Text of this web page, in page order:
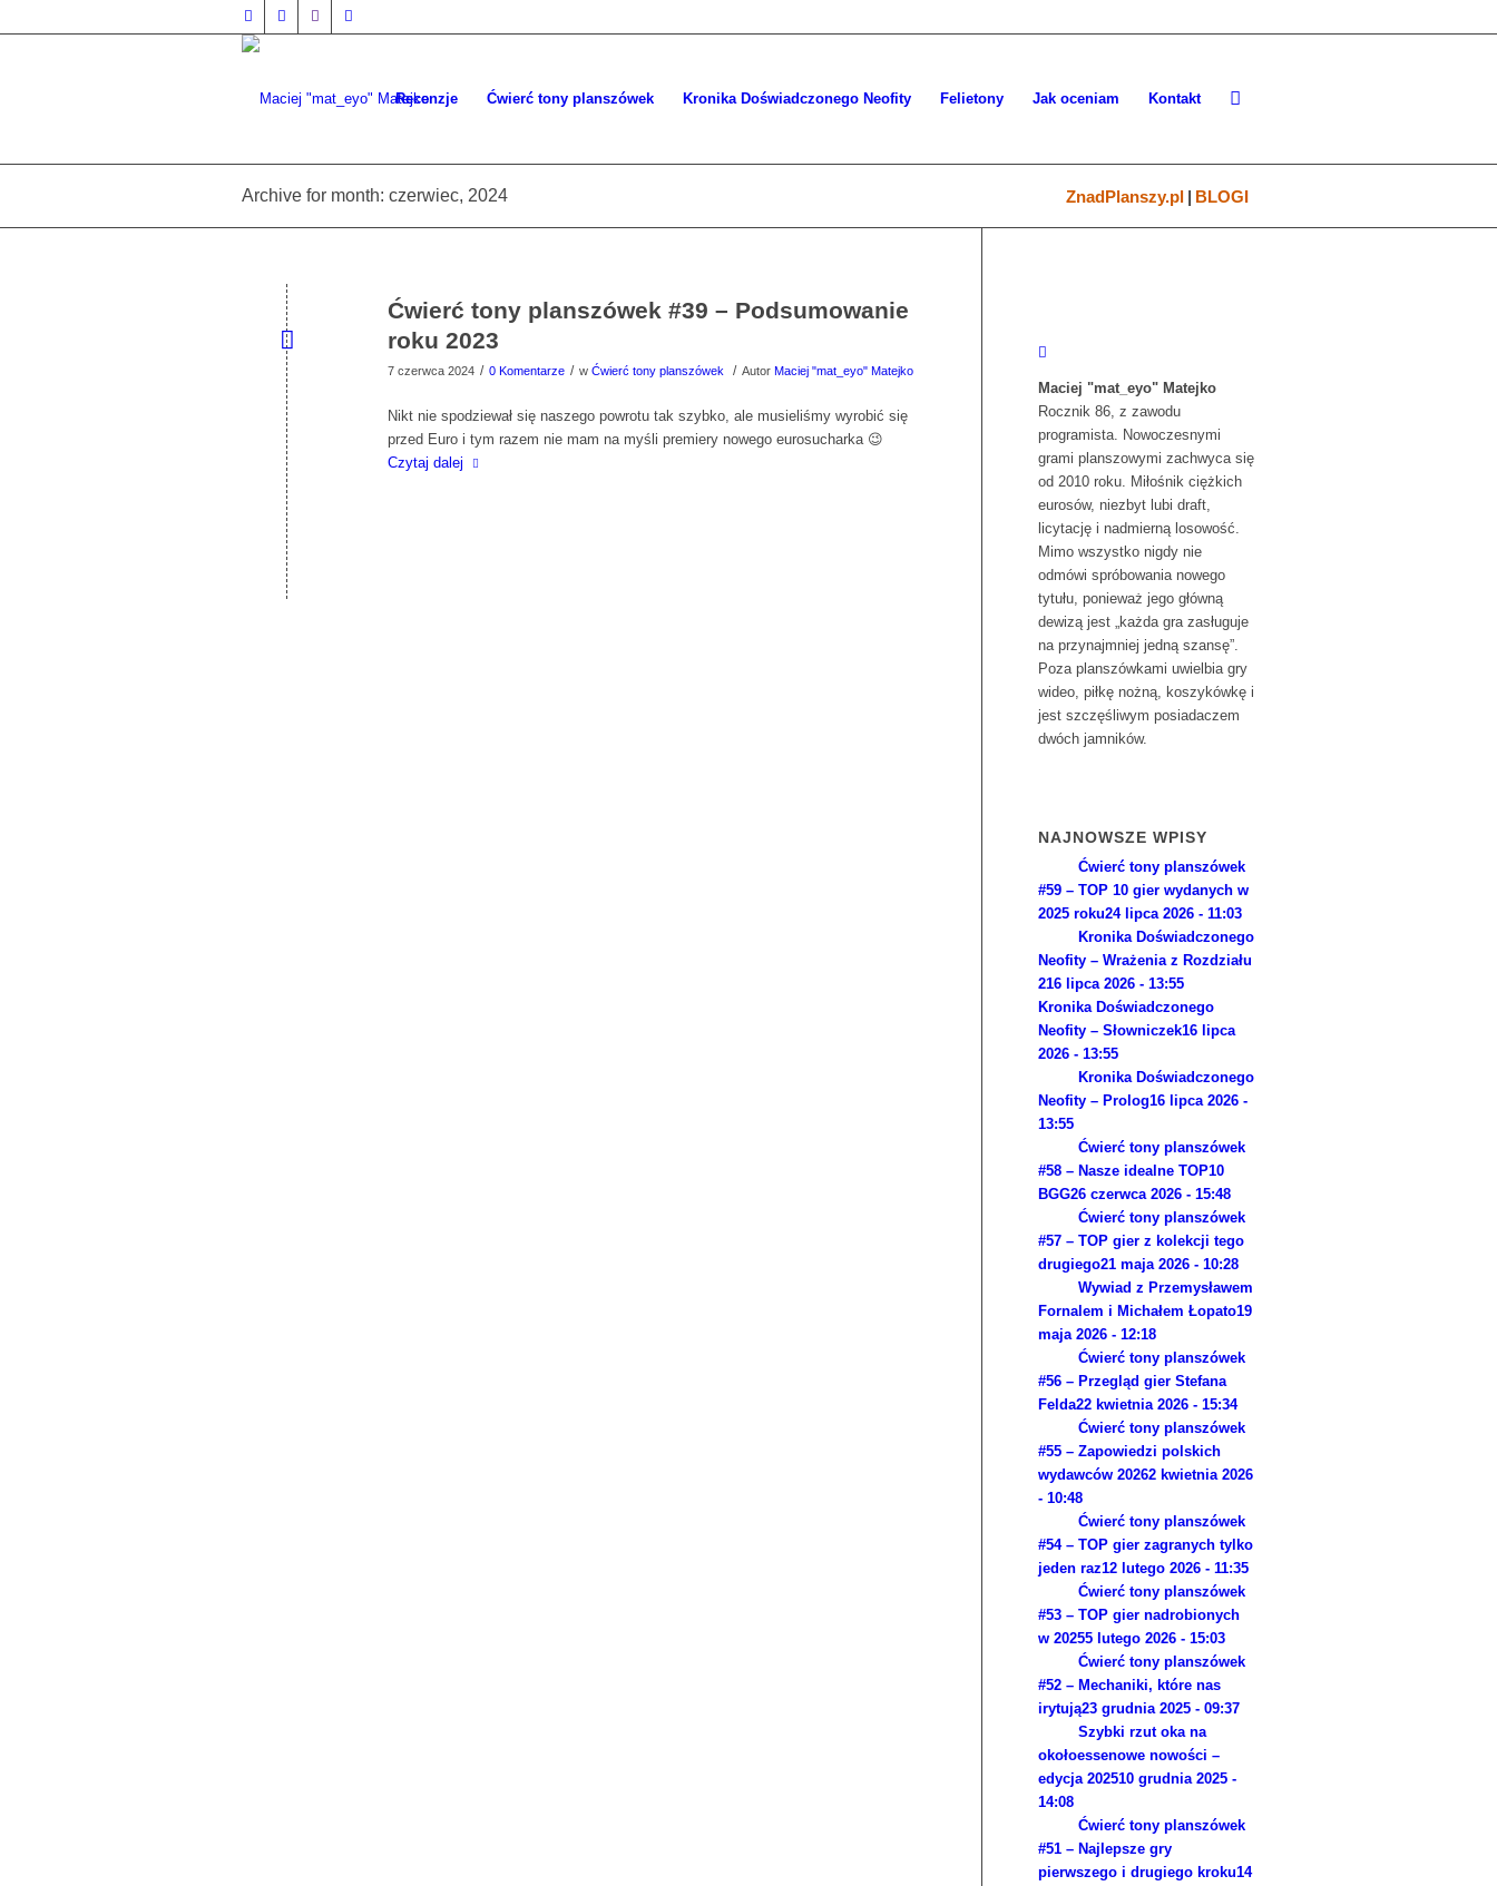
Recenzje Ćwierć tony planszówek Kronika Doświadczonego Neofity Felietony Jak oceniam Kontakt
Archive for month: czerwiec, 2024 ZnadPlanszy.pl | BLOGI
Ćwierć tony planszówek #39 – Podsumowanie
roku 2023
7 czerwca 2024 / 0 Komentarze / w Ćwierć tony planszówek / Autor Maciej "mat_eyo" Matejko
Nikt nie spodziewał się naszego powrotu tak szybko, ale musieliśmy wyrobić się
przed Euro i tym razem nie mam na myśli premiery nowego eurosucharka 😉
Czytaj dalej
Maciej "mat_eyo" Matejko
Rocznik 86, z zawodu
programista. Nowoczesnymi
grami planszowymi zachwyca się
od 2010 roku. Miłośnik ciężkich
eurosów, niezbyt lubi draft,
licytację i nadmierną losowość.
Mimo wszystko nigdy nie
odmówi spróbowania nowego
tytułu, ponieważ jego główną
dewizą jest „każda gra zasługuje
na przynajmniej jedną szansę”.
Poza planszówkami uwielbia gry
wideo, piłkę nożną, koszykówkę i
jest szczęśliwym posiadaczem
dwóch jamników.
NAJNOWSZE WPISY
Ćwierć tony planszówek
#59 – TOP 10 gier wydanych w
2025 roku24 lipca 2026 - 11:03
Kronika Doświadczonego
Neofity – Wrażenia z Rozdziału
216 lipca 2026 - 13:55
Kronika Doświadczonego
Neofity – Słowniczek16 lipca
2026 - 13:55
Kronika Doświadczonego
Neofity – Prolog16 lipca 2026 -
13:55
Ćwierć tony planszówek
#58 – Nasze idealne TOP10
BGG26 czerwca 2026 - 15:48
Ćwierć tony planszówek
#57 – TOP gier z kolekcji tego
drugiego21 maja 2026 - 10:28
Wywiad z Przemysławem
Fornalem i Michałem Łopato19
maja 2026 - 12:18
Ćwierć tony planszówek
#56 – Przegląd gier Stefana
Felda22 kwietnia 2026 - 15:34
Ćwierć tony planszówek
#55 – Zapowiedzi polskich
wydawców 20262 kwietnia 2026
- 10:48
Ćwierć tony planszówek
#54 – TOP gier zagranych tylko
jeden raz12 lutego 2026 - 11:35
Ćwierć tony planszówek
#53 – TOP gier nadrobionych
w 20255 lutego 2026 - 15:03
Ćwierć tony planszówek
#52 – Mechaniki, które nas
irytują23 grudnia 2025 - 09:37
Szybki rzut oka na
okołoessenowe nowości –
edycja 202510 grudnia 2025 -
14:08
Ćwierć tony planszówek
#51 – Najlepsze gry
pierwszego i drugiego kroku14